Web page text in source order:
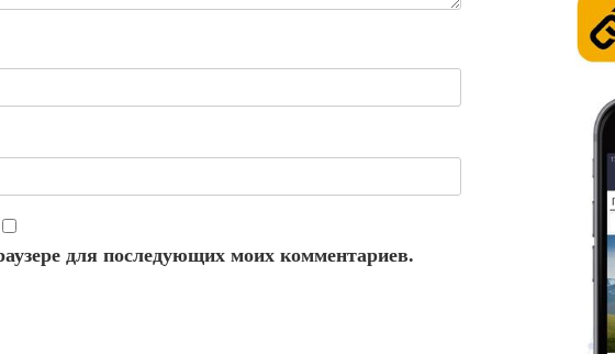
для последующих моих комментариев.